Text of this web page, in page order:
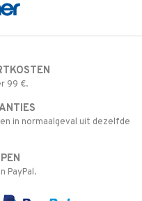
99 €.
in normaalgeval uit dezelfde
PayPal.